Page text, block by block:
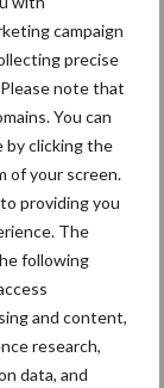
campaign
precise
note that
You can
by clicking the
of your screen.
providing you
The
following
and content,
research,
data, and
helft vanaf maart
kleine
waarvan